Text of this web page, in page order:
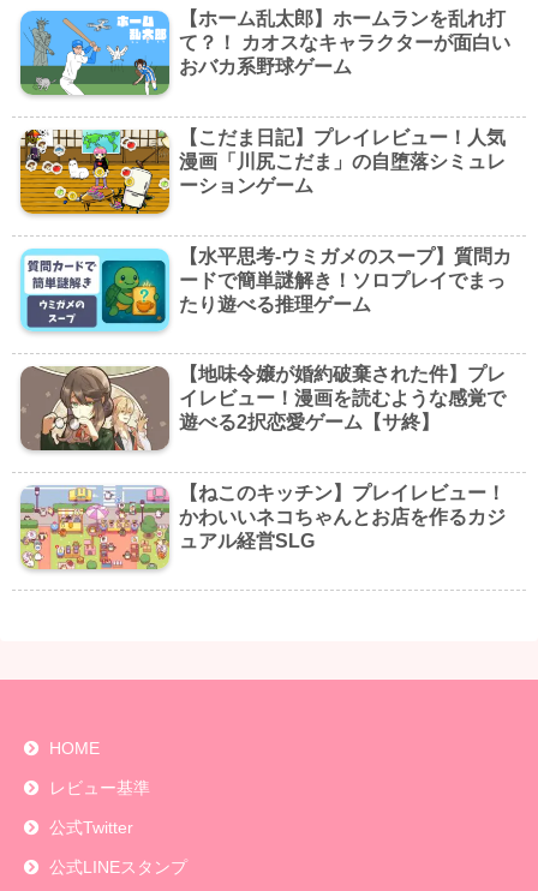
【ホーム乱太郎】ホームランを乱れ打
て？！ カオスなキャラクターが面白い
おバカ系野球ゲーム
【こだま日記】プレイレビュー！人気
漫画「川尻こだま」の自堕落シミュレ
ーションゲーム
【水平思考-ウミガメのスープ】質問カ
ードで簡単謎解き！ソロプレイでまっ
たり遊べる推理ゲーム
【地味令嬢が婚約破棄された件】プレ
イレビュー！漫画を読むような感覚で
遊べる2択恋愛ゲーム【サ終】
【ねこのキッチン】プレイレビュー！
かわいいネコちゃんとお店を作るカジ
ュアル経営SLG
HOME
レビュー基準
公式Twitter
公式LINEスタンプ